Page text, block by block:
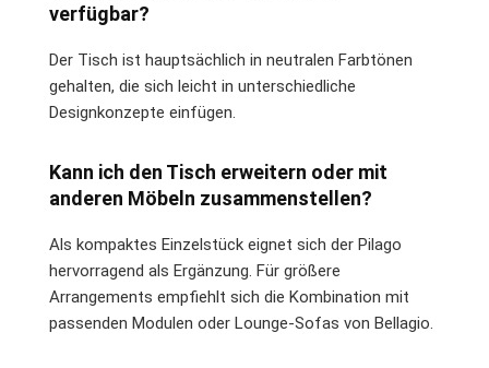
verfügbar?
Der Tisch ist hauptsächlich in neutralen Farbtönen
gehalten, die sich leicht in unterschiedliche
Designkonzepte einfügen.
Kann ich den Tisch erweitern oder mit
anderen Möbeln zusammenstellen?
Als kompaktes Einzelstück eignet sich der Pilago
hervorragend als Ergänzung. Für größere
Arrangements empfiehlt sich die Kombination mit
passenden Modulen oder Lounge-Sofas von Bellagio.